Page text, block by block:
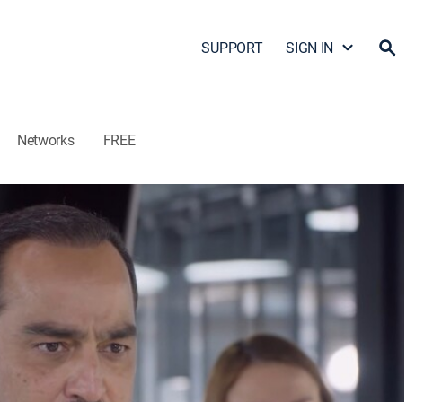
SUPPORT SIGN IN
Networks FREE